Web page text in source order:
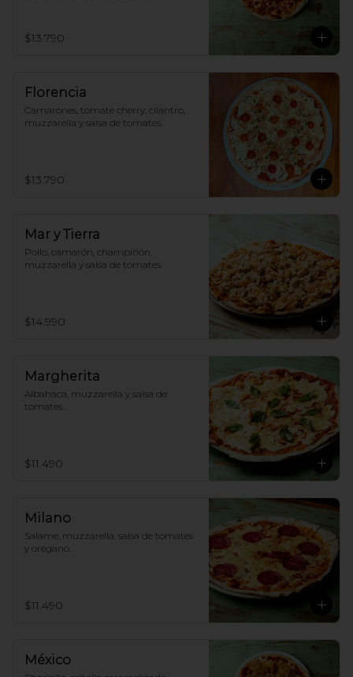
$13.790
Florencia
Camarones, tomate cherry, cilantro,
muzzarella y salsa de tomates.
$13.790
Mar y Tierra
Pollo, camarón, champiñón,
muzzarella y salsa de tomates.
$14.990
Margherita
Albahaca, muzzarella y salsa de
tomates.
$11.490
Milano
Salame, muzzarella, salsa de tomates
y orégano.
$11.490
México